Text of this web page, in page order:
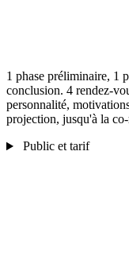
1 phase préliminaire, 1
conclusion. 4 rendez-
personnalité,
projection, jusqu'à la
Public et tarif